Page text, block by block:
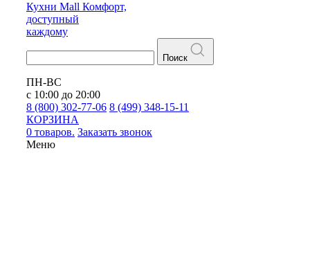
Кухни Mall Комфорт,
доступный
каждому
Поиск
ПН-ВС
с 10:00 до 20:00
8 (800) 302-77-06 8 (499) 348-15-11
КОРЗИНА
0 товаров. Заказать звонок
Меню